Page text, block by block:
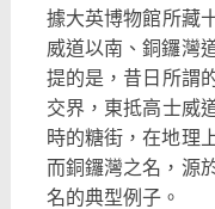
據大英博物館所藏
威道以南、銅鑼灣
提的是， 昔日所謂
交界， 東抵高士威
時的糖街，在地理
而銅鑼灣之名， 源
名的典型例子。